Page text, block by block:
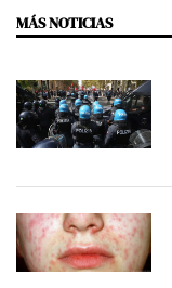
MÁS NOTICIAS